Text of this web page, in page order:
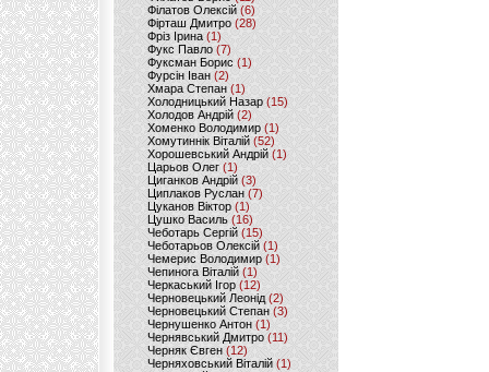
Філатов Олексій (6)
Фірташ Дмитро (28)
Фріз Ірина (1)
Фукс Павло (7)
Фуксман Борис (1)
Фурсін Іван (2)
Хмара Степан(1)
Холодницький Назар(15)
Холодов Андрій (2)
Хоменко Володимир (1)
Хомутиннік Віталій (52)
Хорошевський Андрій (1)
Царьов Олег (1)
Циганков Андрій (3)
Циплаков Руслан(7)
Цуканов Віктор (1)
Цушко Василь (16)
Чеботарь Сергій (15)
Чеботарьов Олексій (1)
Чемерис Володимир (1)
Чепинога Віталій (1)
Черкаський Ігор (12)
Черновецький Леонід(2)
Черновецький Степан (3)
Чернушенко Антон (1)
Чернявський Дмитро(11)
Черняк Євген(12)
Черняховський Віталій (1)